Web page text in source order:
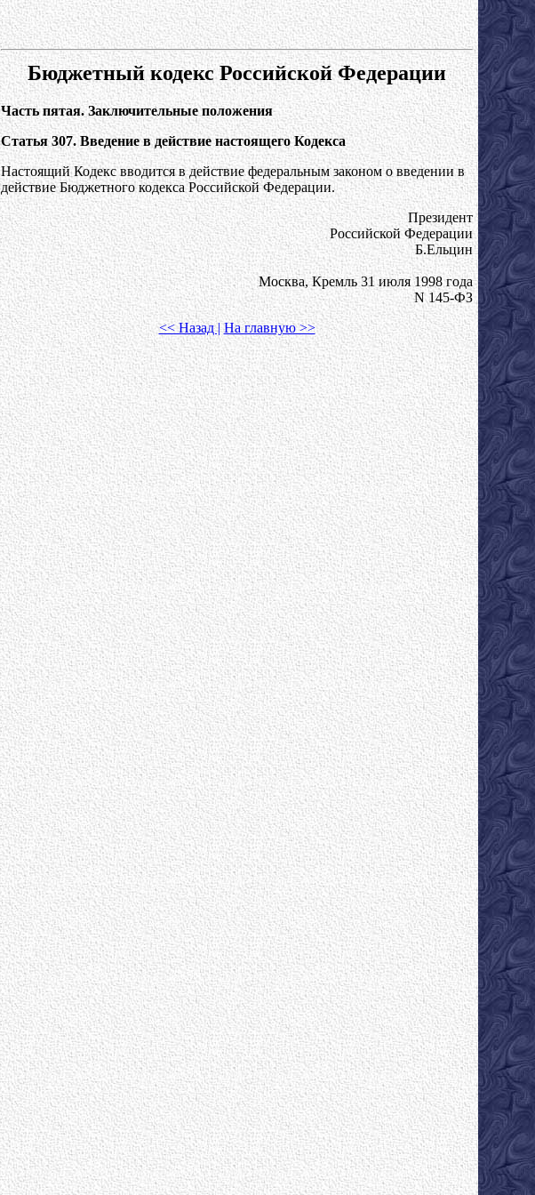
Бюджетный кодекс Российской Федерации
Часть пятая. Заключительные положения
Статья 307. Введение в действие настоящего Кодекса
Настоящий Кодекс вводится в действие федеральным законом о введении в
действие Бюджетного кодекса Российской Федерации.
Президент
Российской Федерации
Б.Ельцин
Москва, Кремль 31 июля 1998 года
N 145-ФЗ
<< Назад | На главную >>